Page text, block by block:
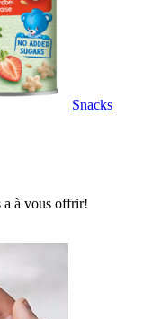
Snacks
a à vous offrir!